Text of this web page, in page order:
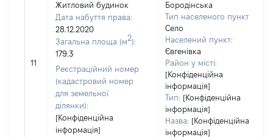
11
Житловий будинок
Дата набуття права:
28.12.2020
Загальна площа (м2):
179.3
Реєстраційний номер
(кадастровий номер
для земельної
ділянки):
[Конфіденційна
інформація]
Бородінська
Тип населеного пункту:
Село
Населений пункт:
Євгенівка
Район у місті:
[Конфіденційна
інформація]
Тип: [Конфіденційна
інформація]
Назва: [Конфіденційна
інформація]